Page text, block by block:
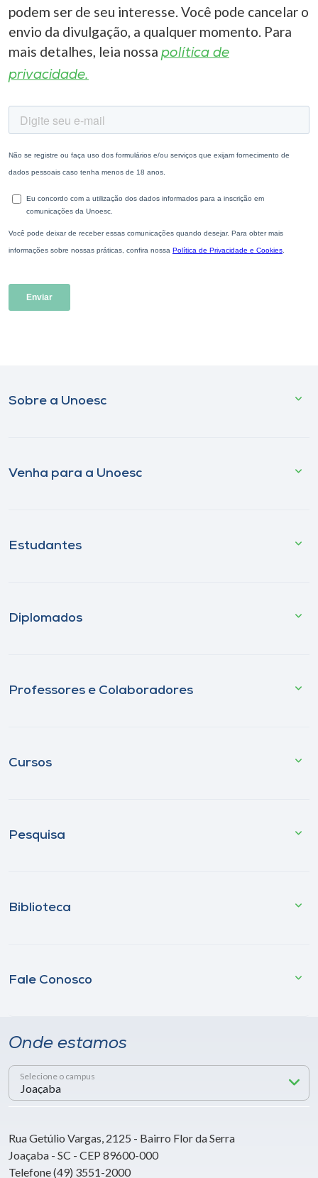
podem ser de seu interesse. Você pode cancelar o
envio da divulgação, a qualquer momento. Para
mais detalhes, leia nossa política de
privacidade.
Sobre a Unoesc
Venha para a Unoesc
Estudantes
Diplomados
Professores e Colaboradores
Cursos
Pesquisa
Biblioteca
Fale Conosco
Onde estamos
Selecione o campus
Rua Getúlio Vargas, 2125 - Bairro Flor da Serra
Joaçaba - SC - CEP 89600-000
Telefone (49) 3551-2000